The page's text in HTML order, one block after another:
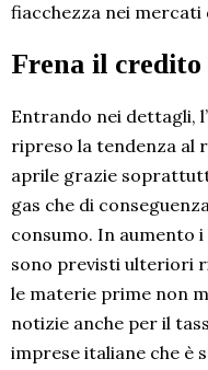
fiacchezza nei mercati
Frena il credito
Entrando nei dettagli,
ripreso la tendenza al
aprile grazie
gas che di
consumo. In aumento i
sono previsti ulteriori
le materie prime non
notizie anche per il
imprese italiane che è